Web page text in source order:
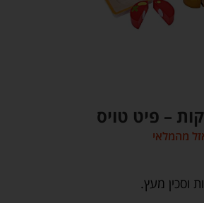
– פיט טויס
מהמלאי
וסכין מעץ.